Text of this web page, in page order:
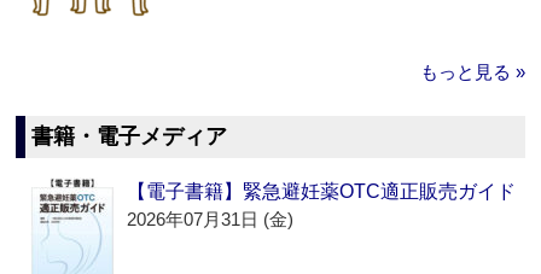
もっと見る »
書籍・電子メディア
【電子書籍】緊急避妊薬OTC適正販売ガイド
2026年07月31日 (金)